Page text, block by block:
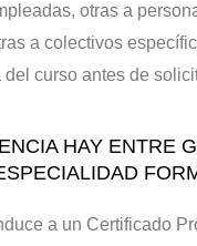
otras a
a colectivos
curso antes de
HAY ENTRE
a un Certificado